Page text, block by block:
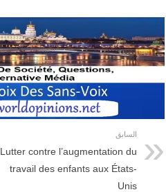
السابق
Lutter contre l’augmentation du
travail des enfants aux États-
Unis